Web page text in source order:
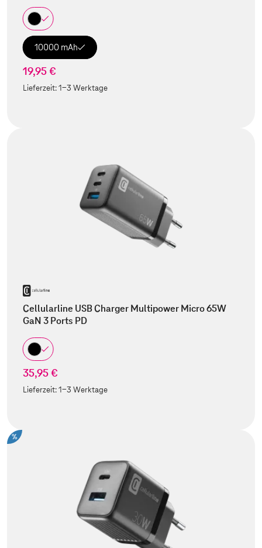
10000 mAh
19,95 €
Lieferzeit:1-3 Werktage
Cellularline USB Charger Multipower Micro 65W
GaN 3 Ports PD
35,95 €
Lieferzeit:1-3 Werktage
%